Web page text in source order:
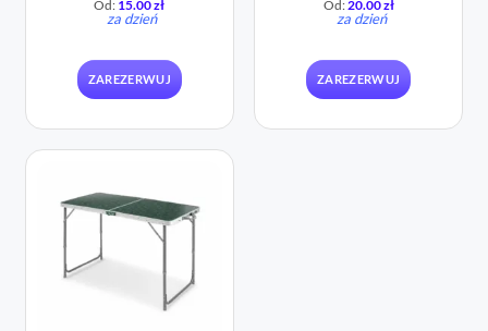
Od: 15.00zł
za dzień
ZAREZERWUJ
Od:20.00zł
za dzień
ZAREZERWUJ